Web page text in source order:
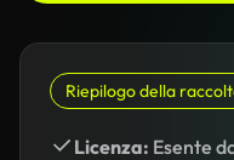
Riepilogo della
Licenza: Esente